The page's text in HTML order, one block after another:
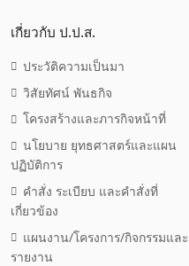
เกี่ยวกับ ป.ป.ส.
ประวัติความเป็นมา
วิสัยทัศน์ พันธกิจ
โครงสร้างและภารกิจหน้าที่
นโยบาย ยุทธศาสตร์และแผน
ปฏิบัติการ
คำสั่ง ระเบียบ และคำสั่งที่
เกี่ยวข้อง
แผนงาน/โครงการ/กิจกรรมและ
รายงาน